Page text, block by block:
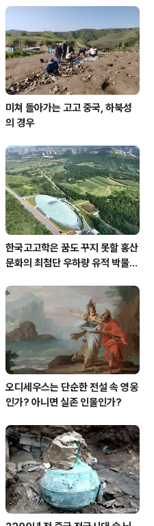
장판이건 전
부피가 있다
점을 상쇄하고
미쳐 돌아가는 고고 중국, 하북성
의 경우
한국고고학은 꿈도 꾸지 못할 홍산
문화의 최첨단 우하량 유적 박물관
오디세우스는 단순한 전설 속 영웅
인가? 아니면 실존 인물인가?